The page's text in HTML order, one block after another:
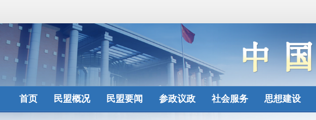
首页 民盟概况 民盟要闻 参政议政 社会服务 思想建设